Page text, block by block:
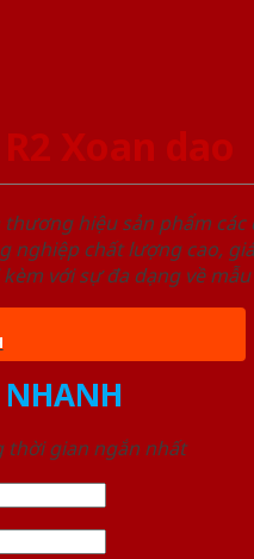
Xoan dao
hiệu sản phẩm
nghiệp chất lượng cao,
với sự đa dạng về
thời gian ngắn nhất